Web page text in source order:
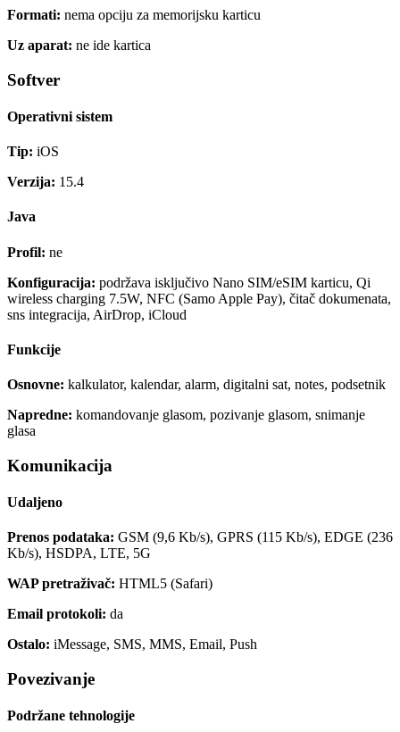
Formati: nema opciju za memorijsku karticu
Uz aparat: ne ide kartica
Softver
Operativni sistem
Tip: iOS
Verzija: 15.4
Java
Profil: ne
Konfiguracija: podržava isključivo Nano SIM/eSIM karticu, Qi
wireless charging 7.5W, NFC (Samo Apple Pay), čitač dokumenata,
sns integracija, AirDrop, iCloud
Funkcije
Osnovne: kalkulator, kalendar, alarm, digitalni sat, notes, podsetnik
Napredne: komandovanje glasom, pozivanje glasom, snimanje
glasa
Komunikacija
Udaljeno
Prenos podataka: GSM (9,6 Kb/s), GPRS (115 Kb/s), EDGE (236
Kb/s), HSDPA, LTE, 5G
WAP pretraživač: HTML5 (Safari)
Email protokoli: da
Ostalo: iMessage, SMS, MMS, Email, Push
Povezivanje
Podržane tehnologije